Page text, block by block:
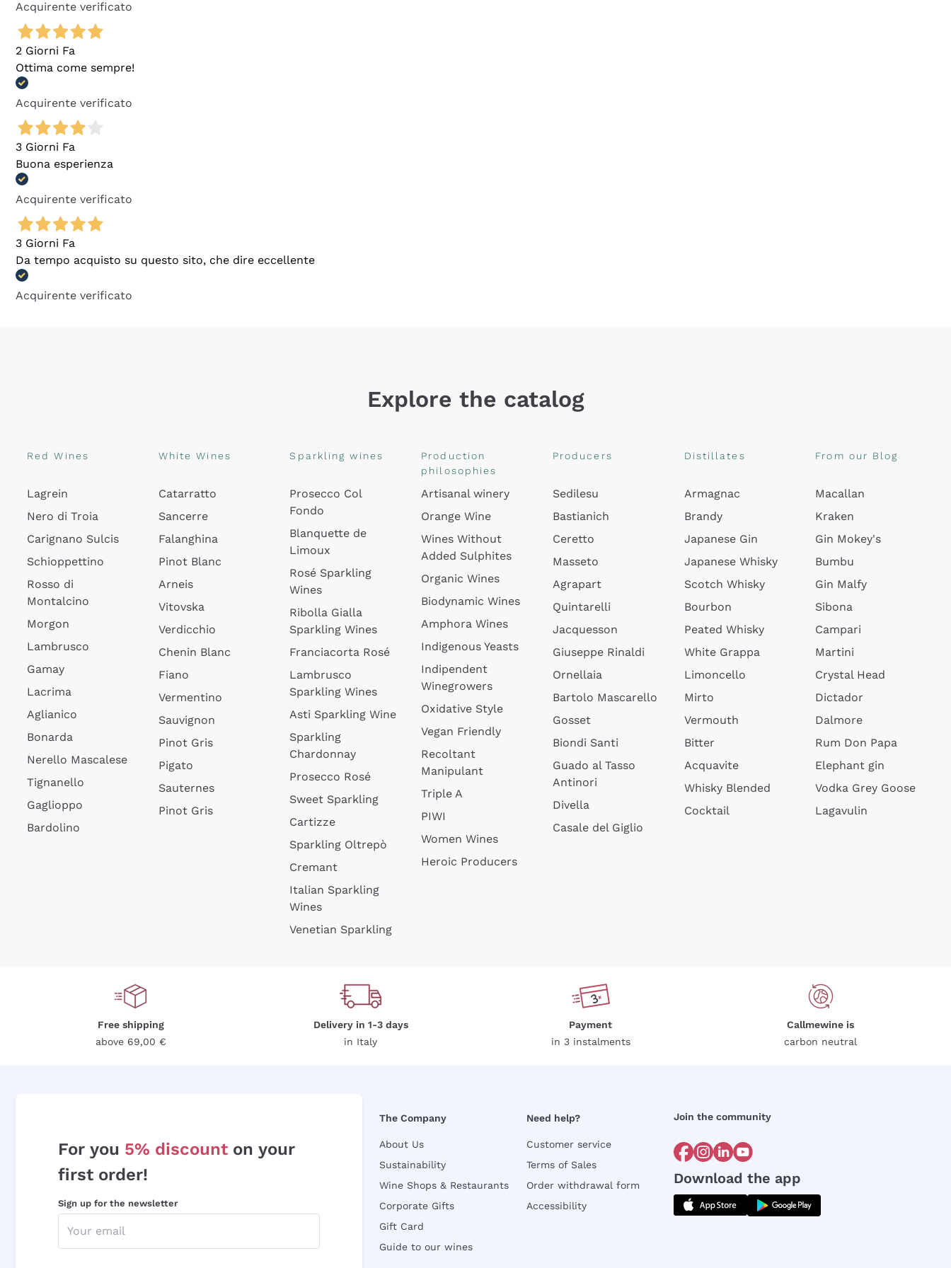
Acquirente verificato
2 Giorni Fa
Ottima come sempre!
Acquirente verificato
3 Giorni Fa
Buona esperienza
Acquirente verificato
3 Giorni Fa
Da tempo acquisto su questo sito, che dire eccellente
Acquirente verificato
Explore the catalog
Red Wines
Lagrein
Nero di Troia
Carignano Sulcis
Schioppettino
Rosso di
Montalcino
Morgon
Lambrusco
Gamay
Lacrima
Aglianico
Bonarda
Nerello Mascalese
Tignanello
Gaglioppo
Bardolino
White Wines
Catarratto
Sancerre
Falanghina
Pinot Blanc
Arneis
Vitovska
Verdicchio
Chenin Blanc
Fiano
Vermentino
Sauvignon
Pinot Gris
Pigato
Sauternes
Pinot Gris
Sparkling wines
Prosecco Col
Fondo
Blanquette de
Limoux
Rosé Sparkling
Wines
Ribolla Gialla
Sparkling Wines
Franciacorta Rosé
Lambrusco
Sparkling Wines
Asti Sparkling Wine
Sparkling
Chardonnay
Prosecco Rosé
Sweet Sparkling
Cartizze
Sparkling Oltrepò
Cremant
Italian Sparkling
Wines
Venetian Sparkling
Production
philosophies
Artisanal winery
Orange Wine
Wines Without
Added Sulphites
Organic Wines
Biodynamic Wines
Amphora Wines
Indigenous Yeasts
Indipendent
Winegrowers
Oxidative Style
Vegan Friendly
Recoltant
Manipulant
Triple A
PIWI
Women Wines
Heroic Producers
Producers
Sedilesu
Bastianich
Ceretto
Masseto
Agrapart
Quintarelli
Jacquesson
Giuseppe Rinaldi
Ornellaia
Bartolo Mascarello
Gosset
Biondi Santi
Guado al Tasso
Antinori
Divella
Casale del Giglio
Distillates
Armagnac
Brandy
Japanese Gin
Japanese Whisky
Scotch Whisky
Bourbon
Peated Whisky
White Grappa
Limoncello
Mirto
Vermouth
Bitter
Acquavite
Whisky Blended
Cocktail
From our Blog
Macallan
Kraken
Gin Mokey's
Bumbu
Gin Malfy
Sibona
Campari
Martini
Crystal Head
Dictador
Dalmore
Rum Don Papa
Elephant gin
Vodka Grey Goose
Lagavulin
Free shipping
above 69,00 €
Delivery in 1-3 days
in Italy
Payment
in 3 instalments
Callmewine is
carbon neutral
For you 5% discount on your
first order!
Sign up for the newsletter
The Company
About Us
Sustainability
Wine Shops & Restaurants
Corporate Gifts
Gift Card
Guide to our wines
Need help?
Customer service
Terms of Sales
Order withdrawal form
Accessibility
Join the community
Download the app